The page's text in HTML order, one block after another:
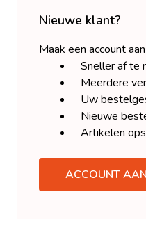
Nieuwe klant?
Maak een account
Sneller af te
Meerdere
Uw
Nieuwe
Artikelen
ACCOUNT